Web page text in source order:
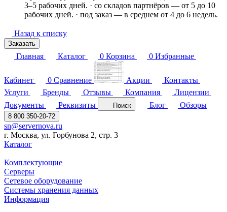
3–5 рабочих дней. · со складов партнёров — от 5 до 10
рабочих дней. · под заказ — в среднем от 4 до 6 недель.
Назад к списку
Заказать
Главная Каталог 0 Корзина 0 Избранные
Кабинет 0 Сравнение Акции
Контакты
Услуги
Бренды Отзывы Компания
Лицензии
Документы
Реквизиты Поиск Блог Обзоры
8 800 350-20-72
sn@servernova.ru
г. Москва, ул. Горбунова 2, стр. 3
Каталог
Комплектующие
Серверы
Сетевое оборудование
Системы хранения данных
Информация